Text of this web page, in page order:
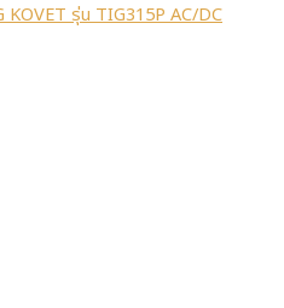
KOVET รุ่น TIG315P AC/DC